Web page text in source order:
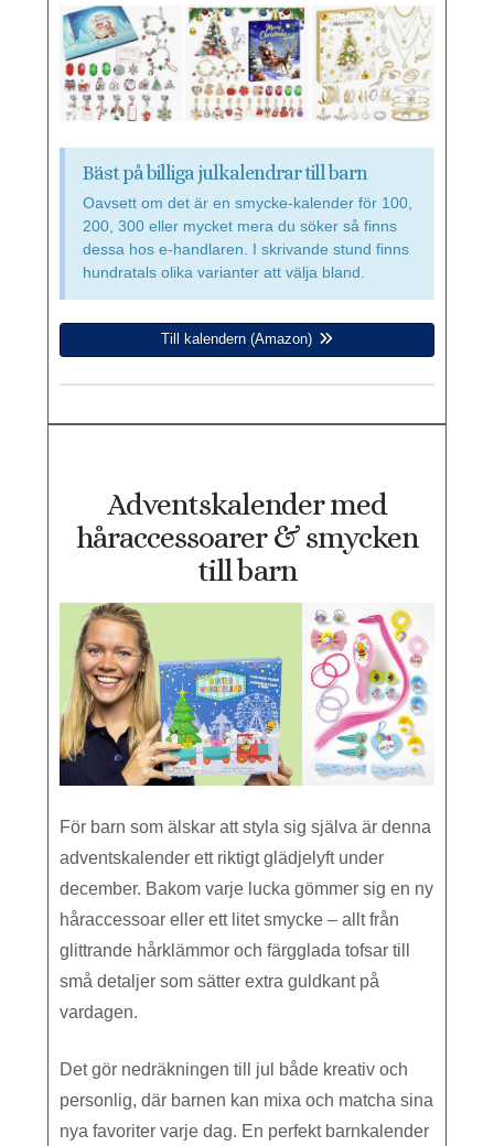
Bäst på billiga julkalendrar till barn
Oavsett om det är en smycke-kalender för 100,
200, 300 eller mycket mera du söker så finns
dessa hos e-handlaren. I skrivande stund finns
hundratals olika varianter att välja bland.
Till kalendern (Amazon)
Adventskalender med
håraccessoarer & smycken
till barn
För barn som älskar att styla sig själva är denna
adventskalender ett riktigt glädjelyft under
december. Bakom varje lucka gömmer sig en ny
håraccessoar eller ett litet smycke – allt från
glittrande hårklämmor och färgglada tofsar till
små detaljer som sätter extra guldkant på
vardagen.
Det gör nedräkningen till jul både kreativ och
personlig, där barnen kan mixa och matcha sina
nya favoriter varje dag. En perfekt barnkalender